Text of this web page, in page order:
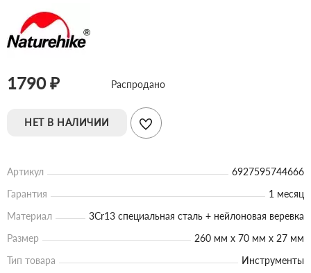
1790 ₽ Распродано
НЕТ В НАЛИЧИИ
Артикул
6927595744666
Гарантия
1 месяц
Материал
3Cr13 специальная сталь + нейлоновая веревка
Размер
260 мм х 70 мм х 27 мм
Тип товара
Инструменты